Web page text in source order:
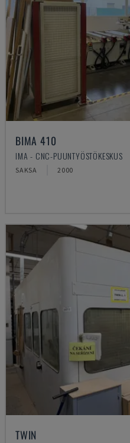
BIMA 410
IMA - CNC-PUUNTYÖSTÖKESKUS
SAKSA 2000
TWIN